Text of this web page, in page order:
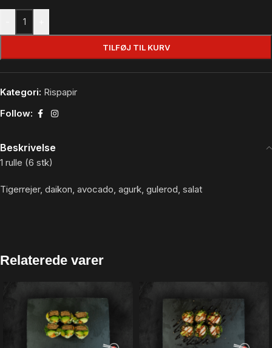
TILFØJ TIL KURV
Kategori: Rispapir
Follow:
Beskrivelse
1 rulle (6 stk)
Tigerrejer, daikon, avocado, agurk, gulerod, salat
Relaterede varer